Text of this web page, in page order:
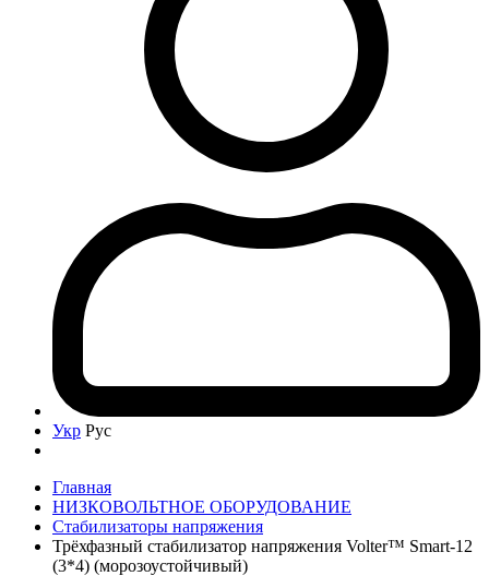
Укр Рус
Главная
НИЗКОВОЛЬТНОЕ ОБОРУДОВАНИЕ
Стабилизаторы напряжения
Трёхфазный стабилизатор напряжения Volter™ Smart-12
(3*4) (морозоустойчивый)